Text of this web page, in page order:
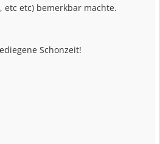
etc) bemerkbar machte.
Schonzeit!